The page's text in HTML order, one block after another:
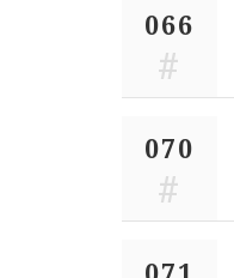
066
070